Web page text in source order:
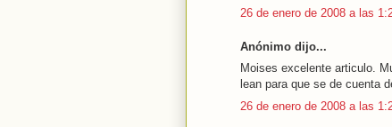
26 de enero de 2008 a las
Anónimo dijo...
Moises excelente articulo.
lean para que se de cuenta
26 de enero de 2008 a las